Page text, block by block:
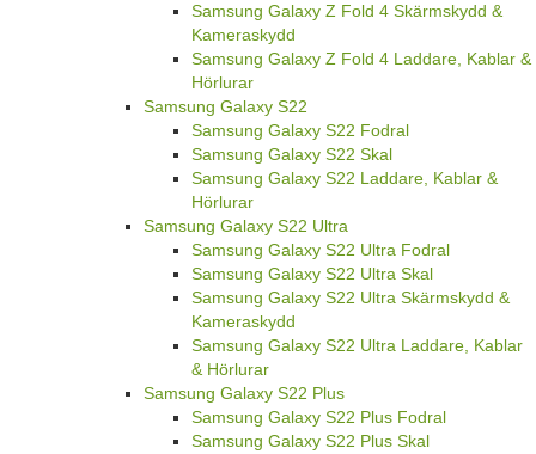
Samsung Galaxy Z Fold 4 Skärmskydd &
Kameraskydd
Samsung Galaxy Z Fold 4 Laddare, Kablar &
Hörlurar
Samsung Galaxy S22
Samsung Galaxy S22 Fodral
Samsung Galaxy S22 Skal
Samsung Galaxy S22 Laddare, Kablar &
Hörlurar
Samsung Galaxy S22 Ultra
Samsung Galaxy S22 Ultra Fodral
Samsung Galaxy S22 Ultra Skal
Samsung Galaxy S22 Ultra Skärmskydd &
Kameraskydd
Samsung Galaxy S22 Ultra Laddare, Kablar
& Hörlurar
Samsung Galaxy S22 Plus
Samsung Galaxy S22 Plus Fodral
Samsung Galaxy S22 Plus Skal